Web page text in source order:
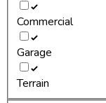
Commercial
Garage
Terrain